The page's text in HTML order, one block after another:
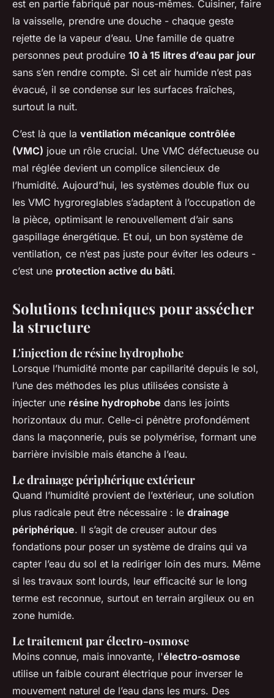
est en partie fabriqué par nous-mêmes. Cuisiner, faire
la vaisselle, prendre une douche - chaque geste
rejette de la vapeur d’eau. Une famille de quatre
personnes peut produire 10 à 15 litres d’eau par jour
sans s’en rendre compte. Si cet air humide n’est pas
évacué, il se condense sur les surfaces fraîches,
surtout la nuit.
C’est là que la ventilation mécanique contrôlée
(VMC) joue un rôle crucial. Une VMC défectueuse ou
mal réglée devient un complice silencieux de
l’humidité. Aujourd’hui, les systèmes double flux ou
les VMC hygroreglables s’adaptent à l’occupation de
la pièce, optimisant le renouvellement d’air sans
gaspillage énergétique. Et oui, un bon système de
ventilation, ce n’est pas juste pour éviter les odeurs -
c’est une protection active du bâti.
Solutions techniques pour assécher
la structure
L'injection de résine hydrophobe
Lorsque l’humidité monte par capillarité depuis le sol,
l’une des méthodes les plus utilisées consiste à
injecter une résine hydrophobe dans les joints
horizontaux du mur. Celle-ci pénètre profondément
dans la maçonnerie, puis se polymérise, formant une
barrière invisible mais étanche à l’eau.
Le drainage périphérique extérieur
Quand l’humidité provient de l’extérieur, une solution
plus radicale peut être nécessaire : le drainage
périphérique. Il s’agit de creuser autour des
fondations pour poser un système de drains qui va
capter l’eau du sol et la rediriger loin des murs. Même
si les travaux sont lourds, leur efficacité sur le long
terme est reconnue, surtout en terrain argileux ou en
zone humide.
Le traitement par électro-osmose
Moins connue, mais innovante, l'électro-osmose
utilise un faible courant électrique pour inverser le
mouvement naturel de l’eau dans les murs. Des